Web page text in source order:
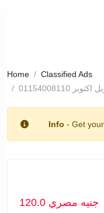
Home
Classified Ads
Info - Get
120.0 جنيه مصري